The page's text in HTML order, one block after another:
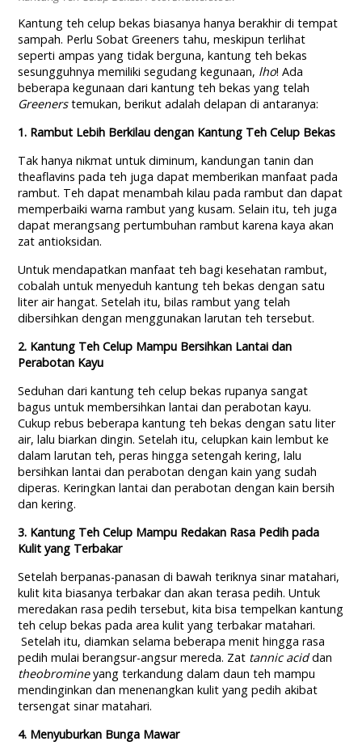
Kantung teh celup bekas biasanya hanya berakhir di tempat
sampah. Perlu Sobat Greeners tahu, meskipun terlihat
seperti ampas yang tidak berguna, kantung teh bekas
sesungguhnya memiliki segudang kegunaan, lho! Ada
beberapa kegunaan dari kantung teh bekas yang telah
Greenerstemukan, berikut adalah delapan di antaranya:
1. Rambut Lebih Berkilau dengan Kantung Teh Celup Bekas
Tak hanya nikmat untuk diminum, kandungan tanin dan
theaflavins pada teh juga dapat memberikan manfaat pada
rambut. Teh dapat menambah kilau pada rambut dan dapat
memperbaiki warna rambut yang kusam. Selain itu, teh juga
dapat merangsang pertumbuhan rambut karena kaya akan
zat antioksidan.
Untuk mendapatkan manfaat teh bagi kesehatan rambut,
cobalah untuk menyeduh kantung teh bekas dengan satu
liter air hangat. Setelah itu, bilas rambut yang telah
dibersihkan dengan menggunakan larutan teh tersebut.
2. Kantung Teh Celup Mampu Bersihkan Lantai dan
Perabotan Kayu
Seduhan dari kantung teh celup bekas rupanya sangat
bagus untuk membersihkan lantai dan perabotan kayu.
Cukup rebus beberapa kantung teh bekas dengan satu liter
air, lalu biarkan dingin. Setelah itu, celupkan kain lembut ke
dalam larutan teh, peras hingga setengah kering, lalu
bersihkan lantai dan perabotan dengan kain yang sudah
diperas. Keringkan lantai dan perabotan dengan kain bersih
dan kering.
3. Kantung Teh Celup Mampu Redakan Rasa Pedih pada
Kulit yang Terbakar
Setelah berpanas-panasan di bawah teriknya sinar matahari,
kulit kita biasanya terbakar dan akan terasa pedih. Untuk
meredakan rasa pedih tersebut, kita bisa tempelkan kantung
teh celup bekas pada area kulit yang terbakar matahari.
Setelah itu, diamkan selama beberapa menit hingga rasa
pedih mulai berangsur-angsur mereda. Zat tannic aciddan
theobromineyang terkandung dalam daun teh mampu
mendinginkan dan menenangkan kulit yang pedih akibat
tersengat sinar matahari.
4. Menyuburkan Bunga Mawar